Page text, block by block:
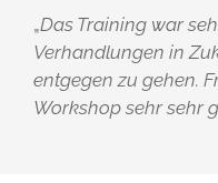
„Das Training war
Verhandlungen in
entgegen zu gehen.
Workshop sehr sehr